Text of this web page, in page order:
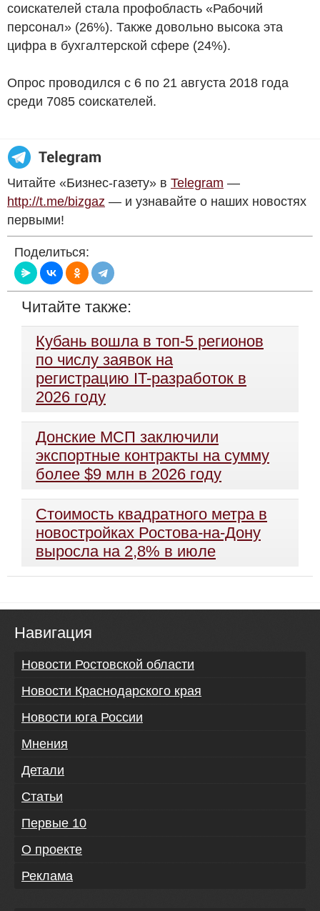
соискателей стала профобласть «Рабочий
персонал» (26%). Также довольно высока эта
цифра в бухгалтерской сфере (24%).
Опрос проводился с 6 по 21 августа 2018 года
среди 7085 соискателей.
Читайте «Бизнес-газету» в Telegram —
http://t.me/bizgaz — и узнавайте о наших новостях
первыми!
Поделиться:
Читайте также:
Кубань вошла в топ-5 регионов
по числу заявок на
регистрацию IT-разработок в
2026 году
Донские МСП заключили
экспортные контракты на сумму
более $9 млн в 2026 году
Стоимость квадратного метра в
новостройках Ростова-на-Дону
выросла на 2,8% в июле
Навигация
Новости Ростовской области
Новости Краснодарского края
Новости юга России
Мнения
Детали
Статьи
Первые 10
О проекте
Реклама